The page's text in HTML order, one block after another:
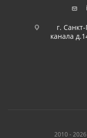
г.
канала
2010 -